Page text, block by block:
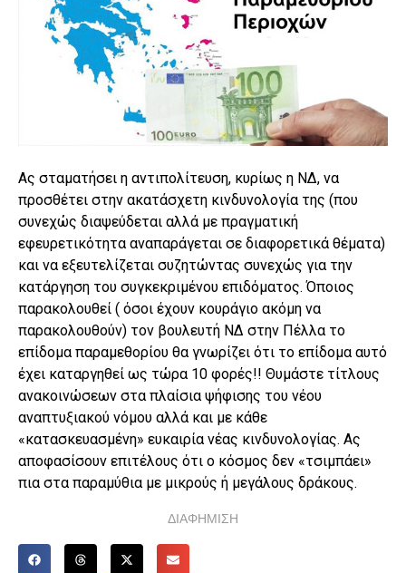
Ας σταματήσει η αντιπολίτευση, κυρίως η ΝΔ, να
προσθέτει στην ακατάσχετη κινδυνολογία της (που
συνεχώς διαψεύδεται αλλά με πραγματική
εφευρετικότητα αναπαράγεται σε διαφορετικά θέματα)
και να εξευτελίζεται συζητώντας συνεχώς για την
κατάργηση του συγκεκριμένου επιδόματος. Όποιος
παρακολουθεί ( όσοι έχουν κουράγιο ακόμη να
παρακολουθούν) τον βουλευτή ΝΔ στην Πέλλα το
επίδομα παραμεθορίου θα γνωρίζει ότι το επίδομα αυτό
έχει καταργηθεί ως τώρα 10 φορές!! Θυμάστε τίτλους
ανακοινώσεων στα πλαίσια ψήφισης του νέου
αναπτυξιακού νόμου αλλά και με κάθε
«κατασκευασμένη» ευκαιρία νέας κινδυνολογίας. Ας
αποφασίσουν επιτέλους ότι ο κόσμος δεν «τσιμπάει»
πια στα παραμύθια με μικρούς ή μεγάλους δράκους.
ΔΙΑΦΗΜΙΣΗ